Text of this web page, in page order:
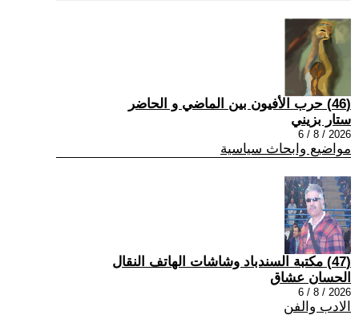
(46) حرب الأفيون بين الماضي و الحاضر
ستار بزيني
2026 / 8 / 6
مواضيع وابحاث سياسية
(47) مكتبة السندباد وشاشات الهاتف النقال
الحسان عشاق
2026 / 8 / 6
الادب والفن